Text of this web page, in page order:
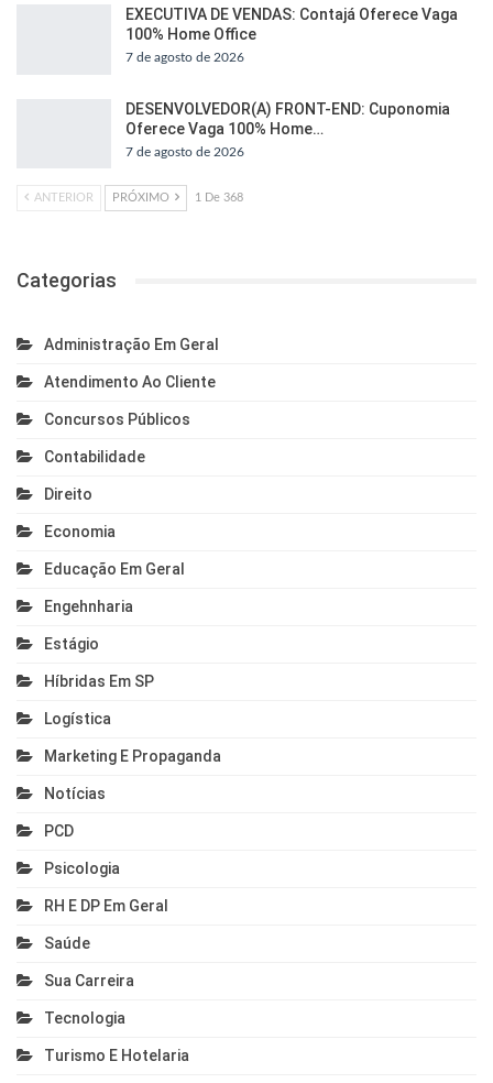
EXECUTIVA DE VENDAS: Contajá Oferece Vaga
100% Home Office
7 de agosto de 2026
DESENVOLVEDOR(A) FRONT-END: Cuponomia
Oferece Vaga 100% Home…
7 de agosto de 2026
ANTERIOR PRÓXIMO 1 De 368
Categorias
Administração Em Geral
Atendimento Ao Cliente
Concursos Públicos
Contabilidade
Direito
Economia
Educação Em Geral
Engehnharia
Estágio
Híbridas Em SP
Logística
Marketing E Propaganda
Notícias
PCD
Psicologia
RH E DP Em Geral
Saúde
Sua Carreira
Tecnologia
Turismo E Hotelaria